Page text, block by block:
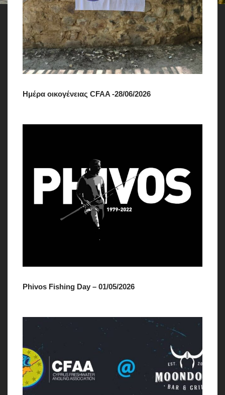
Ημέρα οικογένειας CFAA -28/06/2026
Phivos Fishing Day – 01/05/2026